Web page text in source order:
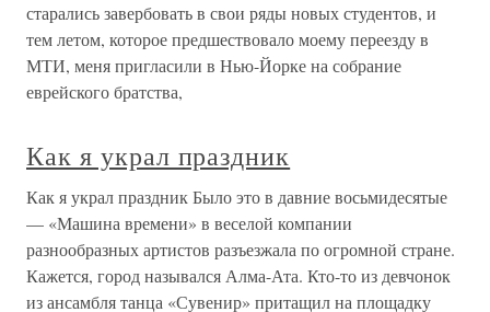
старались завербовать в свои ряды новых студентов, и
тем летом, которое предшествовало моему переезду в
МТИ, меня пригласили в Нью-Йорке на собрание
еврейского братства,
Как я украл праздник
Как я украл праздник Было это в давние восьмидесятые
— «Машина времени» в веселой компании
разнообразных артистов разъезжала по огромной стране.
Кажется, город назывался Алма-Ата. Кто-то из девчонок
из ансамбля танца «Сувенир» притащил на площадку